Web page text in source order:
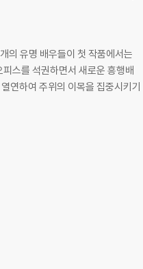
의 유명 배우들이 첫 작품에서는
스를 석권하면서 새로운 흥행배